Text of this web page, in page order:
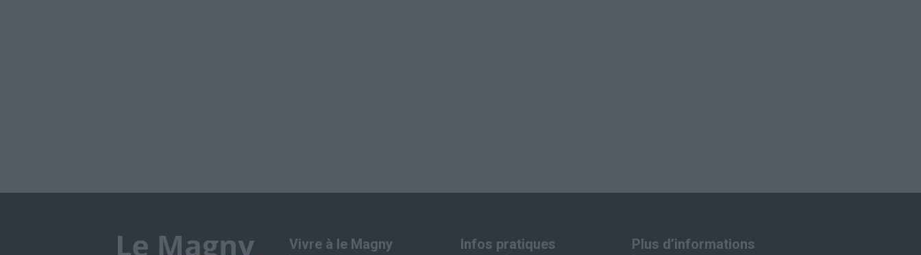
Vivre à le Magny Infos pratiques Plus d’informations